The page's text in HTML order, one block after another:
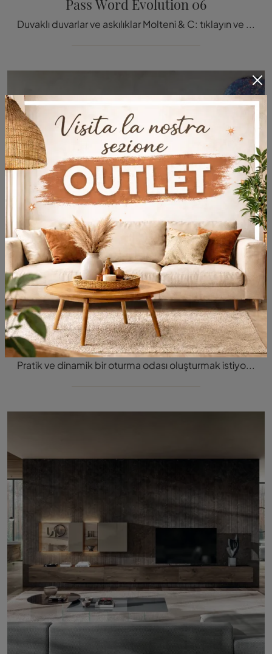
Pass Word Evolution 06
Duvaklı duvarlar ve askılıklar Molteni & C: tıklayın ve Pass Word Evolution 06 modelini keşfedin ve her türlü modern odaları değerl
Pass Word Evolution 07
Pratik ve dinamik bir oturma odası oluşturmak istiyor musunuz? İşte size modern ve kararlı formlara sahip Pass Word Evolution 07 Molteni & C